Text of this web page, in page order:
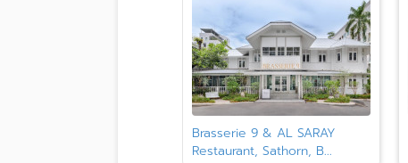
Brasserie 9 & AL SARAY
Restaurant, Sathorn, B...